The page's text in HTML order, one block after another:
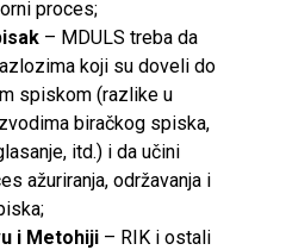
proces;
– MDULS treba da
koji su doveli do
spiskom (razlike u
biračkog spiska,
itd.) i da učini
ažuriranja, održavanja i
i Metohiji – RIK i ostali